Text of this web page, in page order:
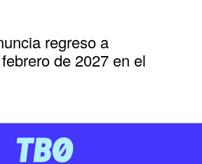
regreso a
de 2027 en el